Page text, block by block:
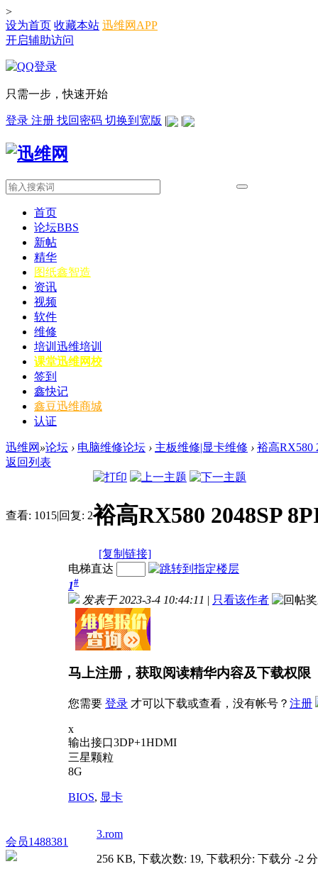
>
设为首页 收藏本站 迅维网APP
开启辅助访问
只需一步，快速开始
登录 注册 找回密码 切换到宽版 | |
首页
论坛BBS
新帖
精华
图纸鑫智造
资讯
视频
软件
维修
培训 迅维培训
课堂迅维网校
签到
鑫快记
鑫豆迅维商城
认证
迅维网 »论坛 › 电脑维修论坛 › 主板维修|显卡维修 › 裕高RX580
返回列表
查看: 1015|回复: 2裕高RX580 2048SP
[复制链接]
会员1488381
电梯直达
1#
发表于 2023-3-4 10:44:11 | 只看该作者
马上注册，获取阅读精华内容及下载权限
您需要 登录 才可以下载或查看，没有帐号？ 注册
x
输出接口3DP+1HDMI
三星颗粒
8G
BIOS, 显卡
3.rom
256 KB, 下载次数: 19, 下载积分: 下载分 -2